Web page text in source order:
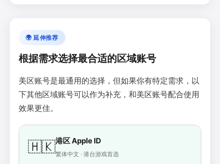
🌍 延伸推荐
根据需求选择最合适的区域账号
美区账号是最通用的选择，但如果你有特定需求，以
下其他区域账号可以作为补充，和美区账号配合使用
效果更佳。
🇭🇰港区 Apple ID
繁体中文 · 港台游戏首选